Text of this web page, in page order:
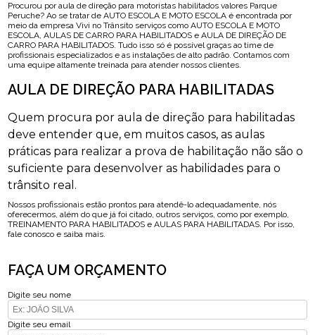
Procurou por aula de direção para motoristas habilitados valores Parque
Peruche? Ao se tratar de AUTO ESCOLA E MOTO ESCOLA é encontrada por
meio da empresa Vivi no Trânsito serviços como AUTO ESCOLA E MOTO
ESCOLA, AULAS DE CARRO PARA HABILITADOS e AULA DE DIREÇÃO DE
CARRO PARA HABILITADOS. Tudo isso só é possível graças ao time de
profissionais especializados e as instalações de alto padrão. Contamos com
uma equipe altamente treinada para atender nossos clientes.
AULA DE DIREÇÃO PARA HABILITADAS
Quem procura por aula de direção para habilitadas
deve entender que, em muitos casos, as aulas
práticas para realizar a prova de habilitação não são o
suficiente para desenvolver as habilidades para o
trânsito real.
Nossos profissionais estão prontos para atendê-lo adequadamente, nós
oferecermos, além do que já foi citado, outros serviços, como por exemplo,
TREINAMENTO PARA HABILITADOS e AULAS PARA HABILITADAS. Por isso,
fale conosco e saiba mais.
FAÇA UM ORÇAMENTO
Digite seu nome
Digite seu email